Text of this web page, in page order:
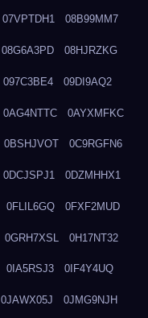
07VPTDH1 08B99MM7
08G6A3PD 08HJRZKG
097C3BE4 09DI9AQ2
0AG4NTTC 0AYXMFKC
0BSHJVOT 0C9RGFN6
0DCJSPJ1 0DZMHHX1
0FLIL6GQ 0FXF2MUD
0GRH7XSL 0H17NT32
0IA5RSJ3 0IF4Y4UQ
0JAWX05J 0JMG9NJH